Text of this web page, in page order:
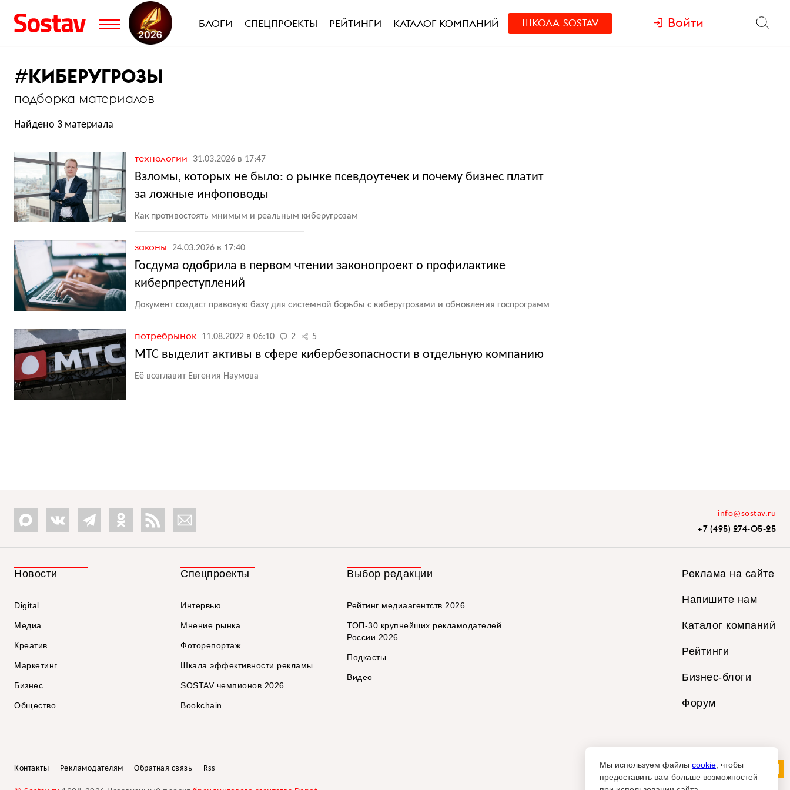
БЛОГИ СПЕЦПРОЕКТЫ РЕЙТИНГИ КАТАЛОГ КОМПАНИЙ ШКОЛА SOSTAV Войти
#КИБЕРУГРОЗЫ
подборка материалов
Найдено 3 материала
технологии 31.03.2026 в 17:47
Взломы, которых не было: о рынке псевдоутечек и почему бизнес платит
за ложные инфоповоды
Как противостоять мнимым и реальным киберугрозам
законы 24.03.2026 в 17:40
Госдума одобрила в первом чтении законопроект о профилактике
киберпреступлений
Документ создаст правовую базу для системной борьбы с киберугрозами и обновления госпрограмм
потребрынок 11.08.2022 в 06:10 2 5
МТС выделит активы в сфере кибербезопасности в отдельную компанию
Её возглавит Евгения Наумова
info@sostav.ru
+7 (495) 274-05-25
Новости
Digital
Медиа
Креатив
Маркетинг
Бизнес
Общество
Спецпроекты
Интервью
Мнение рынка
Фоторепортаж
Шкала эффективности рекламы
SOSTAV чемпионов 2026
Bookchain
Выбор редакции
Рейтинг медиаагентств 2026
ТОП-30 крупнейших рекламодателей
России 2026
Подкасты
Видео
Реклама на сайте
Напишите нам
Каталог компаний
Рейтинги
Бизнес-блоги
Форум
Контакты Рекламодателям Обратная связь Rss Мы используем файлы cookie , чтобы
предоставить вам больше возможностей